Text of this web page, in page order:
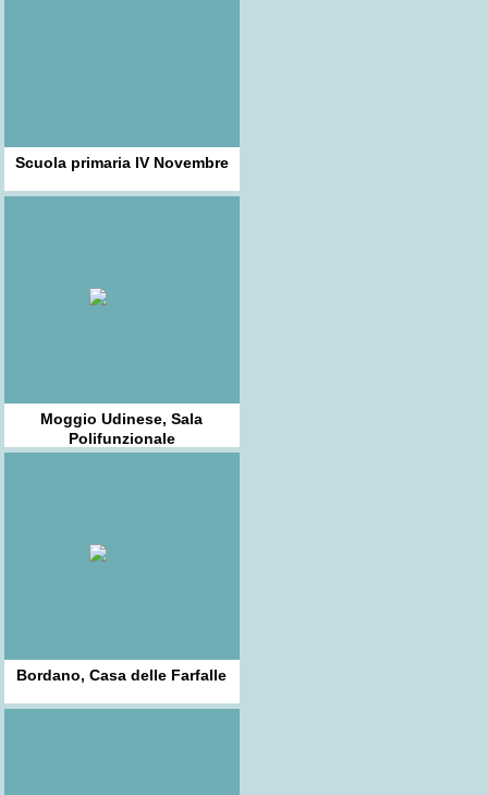
Scuola primaria IV Novembre
Moggio Udinese, Sala
Polifunzionale
Bordano, Casa delle Farfalle